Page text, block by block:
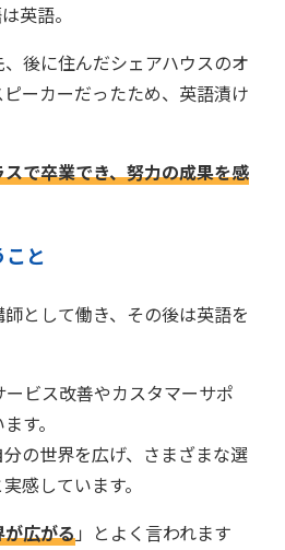
英語。
後に住んだシェアハウスのオ
ーカーだったため、英語漬け
で卒業でき、努力の成果を感
と
として働き、その後は英語を
ビス改善やカスタマーサポ
す。
の世界を広げ、さまざまな選
感しています。
広がる」とよく言われます